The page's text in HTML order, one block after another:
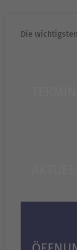
Die